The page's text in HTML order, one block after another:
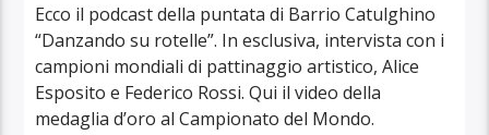
Ecco il podcast della puntata di Barrio Catulghino
“Danzando su rotelle”. In esclusiva, intervista con i
campioni mondiali di pattinaggio artistico, Alice
Esposito e Federico Rossi. Qui il video della
medaglia d’oro al Campionato del Mondo.